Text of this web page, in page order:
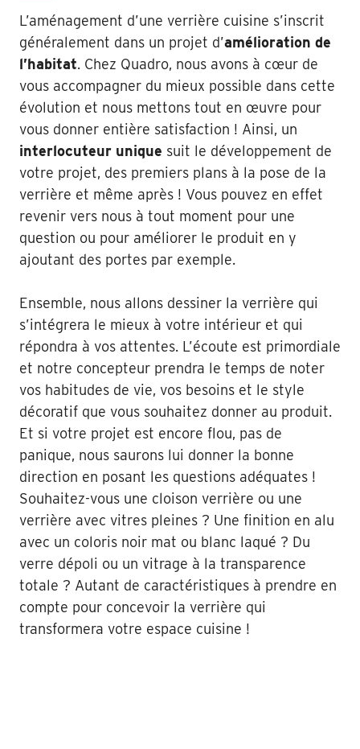
L’aménagement d’une verrière cuisine s’inscrit
généralement dans un projet d’amélioration de
l’habitat. Chez Quadro, nous avons à cœur de
vous accompagner du mieux possible dans cette
évolution et nous mettons tout en œuvre pour
vous donner entière satisfaction ! Ainsi, un
interlocuteur unique suit le développement de
votre projet, des premiers plans à la pose de la
verrière et même après ! Vous pouvez en effet
revenir vers nous à tout moment pour une
question ou pour améliorer le produit en y
ajoutant des portes par exemple.
Ensemble, nous allons dessiner la verrière qui
s’intégrera le mieux à votre intérieur et qui
répondra à vos attentes. L’écoute est primordiale
et notre concepteur prendra le temps de noter
vos habitudes de vie, vos besoins et le style
décoratif que vous souhaitez donner au produit.
Et si votre projet est encore flou, pas de
panique, nous saurons lui donner la bonne
direction en posant les questions adéquates !
Souhaitez-vous une cloison verrière ou une
verrière avec vitres pleines ? Une finition en alu
avec un coloris noir mat ou blanc laqué ? Du
verre dépoli ou un vitrage à la transparence
totale ? Autant de caractéristiques à prendre en
compte pour concevoir la verrière qui
transformera votre espace cuisine !